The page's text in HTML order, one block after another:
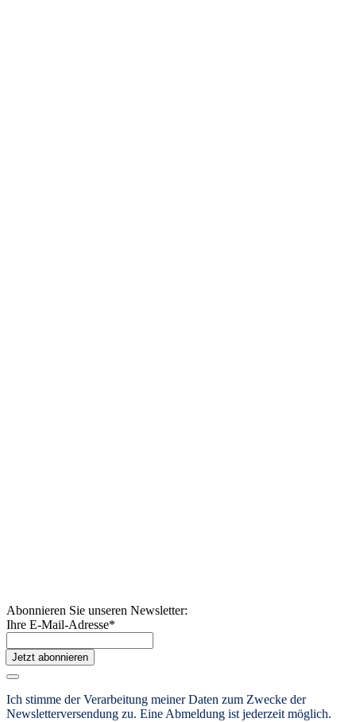
Abonnieren Sie unseren Newsletter:
Ihre E-Mail-Adresse*
Jetzt abonnieren
Ich stimme der Verarbeitung meiner Daten zum Zwecke der
Newsletterversendung zu. Eine Abmeldung ist jederzeit möglich.